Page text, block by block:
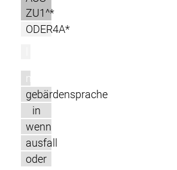
ZU1^*
ODER4A*
m
gebärdensprache
in
wenn
ausfall
oder